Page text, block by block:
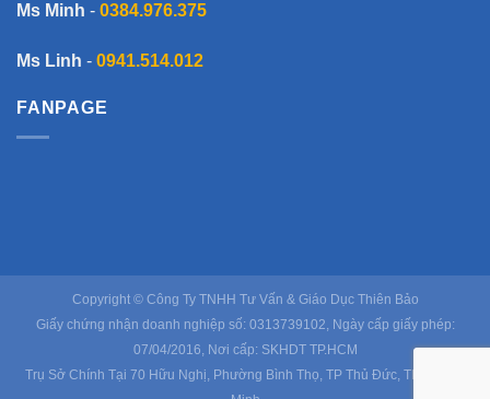
Ms Minh - 0384.976.375
Ms Linh - 0941.514.012
FANPAGE
Copyright © Công Ty TNHH Tư Vấn & Giáo Dục Thiên Bảo
Giấy chứng nhận doanh nghiệp số: 0313739102, Ngày cấp giấy phép:
07/04/2016, Nơi cấp: SKHDT TP.HCM
Trụ Sở Chính Tại 70 Hữu Nghị, Phường Bình Thọ, TP Thủ Đức, TP Hồ Chí